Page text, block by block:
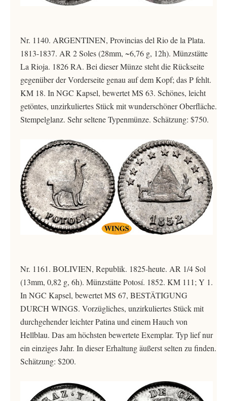
Nr. 1140. ARGENTINEN, Provincias del Rio de la Plata.
1813-1837. AR 2 Soles (28mm, ~6,76 g, 12h). Münzstätte
La Rioja. 1826 RA. Bei dieser Münze steht die Rückseite
gegenüber der Vorderseite genau auf dem Kopf; das P fehlt.
KM 18. In NGC Kapsel, bewertet MS 63. Schönes, leicht
getöntes, unzirkuliertes Stück mit wunderschöner Oberfläche.
Stempelglanz. Sehr seltene Typenmünze. Schätzung: $750.
Nr. 1161. BOLIVIEN, Republik. 1825-heute. AR 1/4 Sol
(13mm, 0,82 g, 6h). Münzstätte Potosí. 1852. KM 111; Y 1.
In NGC Kapsel, bewertet MS 67, BESTÄTIGUNG
DURCH WINGS. Vorzügliches, unzirkuliertes Stück mit
durchgehender leichter Patina und einem Hauch von
Hellblau. Das am höchsten bewertete Exemplar. Typ lief nur
ein einziges Jahr. In dieser Erhaltung äußerst selten zu finden.
Schätzung: $200.